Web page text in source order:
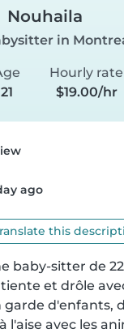
Nouhaila
in
21
Hourly rate
$19.00/hr
ago
this
baby-sitter de
et drôle
d'enfants,
l'aise avec les